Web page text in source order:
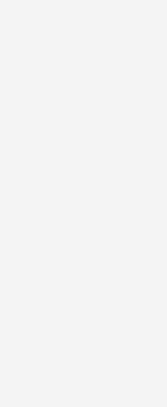
km; CO₂-
km; CO₂-
km; CO₂-